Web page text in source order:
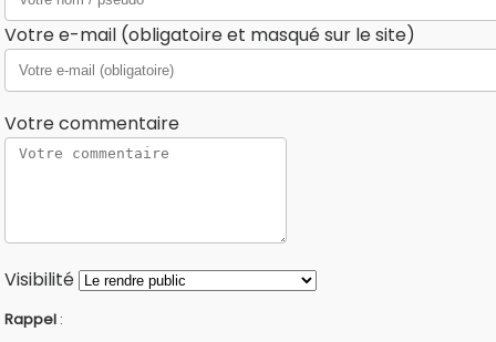
Votre e-mail (obligatoire et masqué sur le site)
Votre commentaire
Visibilité
Rappel :